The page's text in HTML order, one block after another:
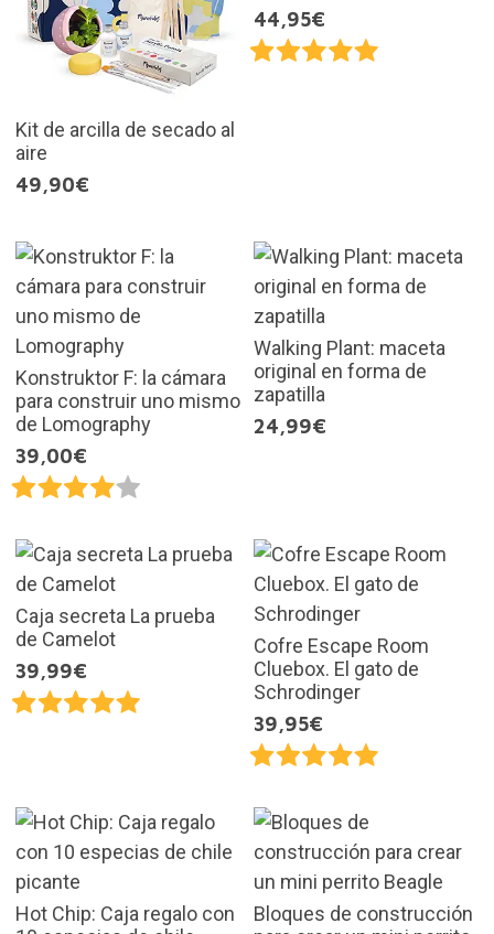
Kit de arcilla de secado al
aire
49,90€
44,95€
Konstruktor F: la cámara
para construir uno mismo
de Lomography
39,00€
Walking Plant: maceta
original en forma de
zapatilla
24,99€
Caja secreta La prueba
de Camelot
39,99€
Cofre Escape Room
Cluebox. El gato de
Schrodinger
39,95€
Hot Chip: Caja regalo con
Bloques de construcción